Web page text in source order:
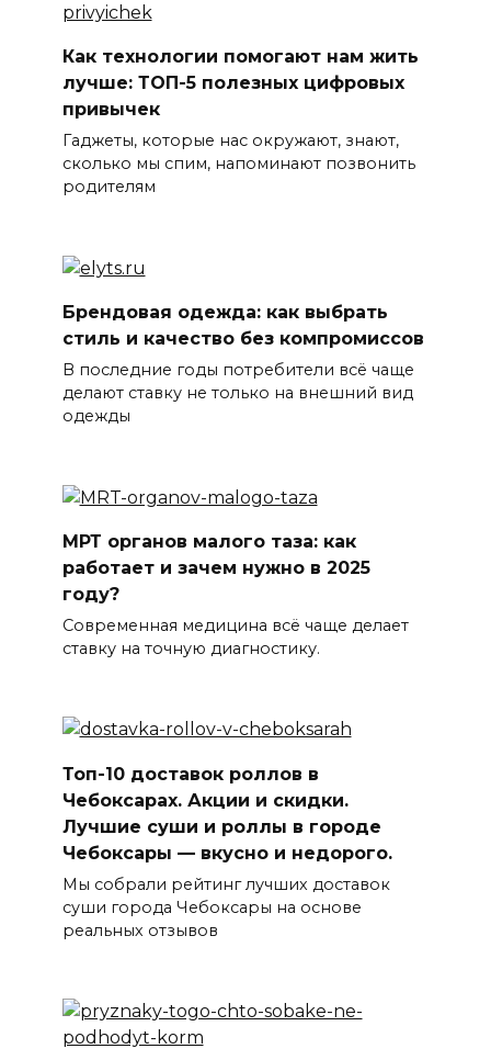
Как технологии помогают нам жить
лучше: ТОП-5 полезных цифровых
привычек
Гаджеты, которые нас окружают, знают,
сколько мы спим, напоминают позвонить
родителям
Брендовая одежда: как выбрать
стиль и качество без компромиссов
В последние годы потребители всё чаще
делают ставку не только на внешний вид
одежды
МРТ органов малого таза: как
работает и зачем нужно в 2025
году?
Современная медицина всё чаще делает
ставку на точную диагностику.
Топ-10 доставок роллов в
Чебоксарах. Акции и скидки.
Лучшие суши и роллы в городе
Чебоксары — вкусно и недорого.
Мы собрали рейтинг лучших доставок
суши города Чебоксары на основе
реальных отзывов